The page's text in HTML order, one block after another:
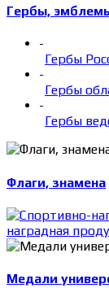
Гербы,
-
Гербы
-
Гербы
-
Гербы
Флаги, знамена
наградная
Медали